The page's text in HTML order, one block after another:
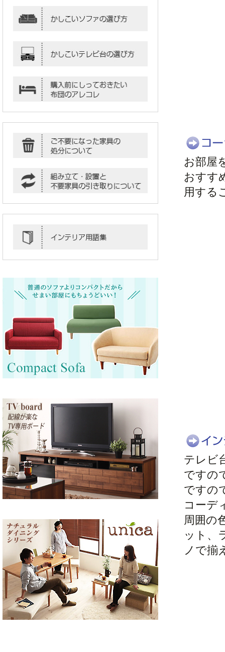
お部屋
おすす
用する
テレビ
ですの
ですの
コーデ
周囲の
ット、
ノで揃